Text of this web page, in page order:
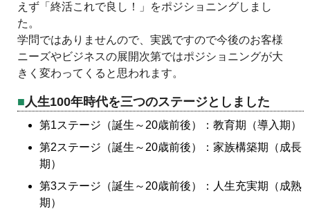
えず「終活これで良し！」をポジショニングしまし
た。
学問ではありませんので、実践ですので今後のお客様
ニーズやビジネスの展開次第ではポジショニングが大
きく変わってくると思われます。
人生100年時代を三つのステージとしました
第1ステージ（誕生～20歳前後）：教育期（導入期）
第2ステージ（誕生～20歳前後）：家族構築期（成長
期）
第3ステージ（誕生～20歳前後）：人生充実期（成熟
期）